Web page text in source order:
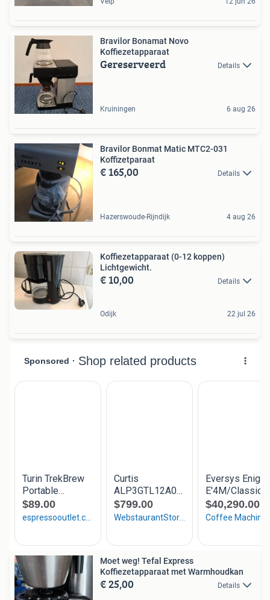
Bravilor Bonamat Novo
Koffiezetapparaat
Gereserveerd Details
Kruiningen 6 aug 26
Bravilor Bonmat Matic MTC2-031
Koffizetparaat
€ 165,00 Details
Hazerswoude-Rijndijk 4 aug 26
Koffiezetapparaat (0-12 koppen)
Lichtgewicht.
€ 10,00 Details
Odijk 22 jul 26
Moet weg! Tefal Express
Koffiezetapparaat met Warmhoudkan
€ 25,00 Details